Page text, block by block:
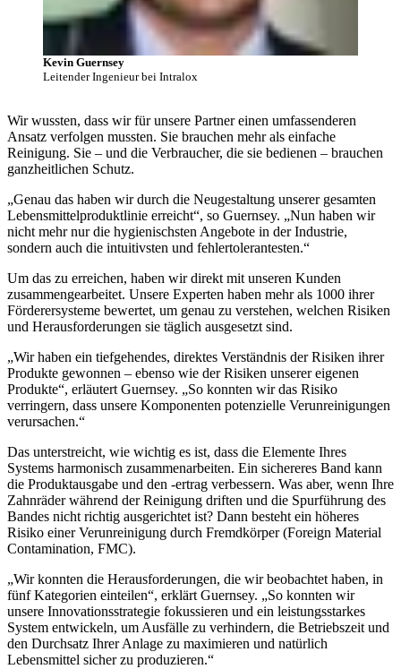
Kevin Guernsey
Leitender Ingenieur bei Intralox
Wir wussten, dass wir für unsere Partner einen umfassenderen
Ansatz verfolgen mussten. Sie brauchen mehr als einfache
Reinigung. Sie – und die Verbraucher, die sie bedienen – brauchen
ganzheitlichen Schutz.
„Genau das haben wir durch die Neugestaltung unserer gesamten
Lebensmittelproduktlinie erreicht“, so Guernsey. „Nun haben wir
nicht mehr nur die hygienischsten Angebote in der Industrie,
sondern auch die intuitivsten und fehlertolerantesten.“
Um das zu erreichen, haben wir direkt mit unseren Kunden
zusammengearbeitet. Unsere Experten haben mehr als 1000 ihrer
Förderersysteme bewertet, um genau zu verstehen, welchen Risiken
und Herausforderungen sie täglich ausgesetzt sind.
„Wir haben ein tiefgehendes, direktes Verständnis der Risiken ihrer
Produkte gewonnen – ebenso wie der Risiken unserer eigenen
Produkte“, erläutert Guernsey. „So konnten wir das Risiko
verringern, dass unsere Komponenten potenzielle Verunreinigungen
verursachen.“
Das unterstreicht, wie wichtig es ist, dass die Elemente Ihres
Systems harmonisch zusammenarbeiten. Ein sichereres Band kann
die Produktausgabe und den -ertrag verbessern. Was aber, wenn Ihre
Zahnräder während der Reinigung driften und die Spurführung des
Bandes nicht richtig ausgerichtet ist? Dann besteht ein höheres
Risiko einer Verunreinigung durch Fremdkörper (Foreign Material
Contamination, FMC).
„Wir konnten die Herausforderungen, die wir beobachtet haben, in
fünf Kategorien einteilen“, erklärt Guernsey. „So konnten wir
unsere Innovationsstrategie fokussieren und ein leistungsstarkes
System entwickeln, um Ausfälle zu verhindern, die Betriebszeit und
den Durchsatz Ihrer Anlage zu maximieren und natürlich
Lebensmittel sicher zu produzieren.“